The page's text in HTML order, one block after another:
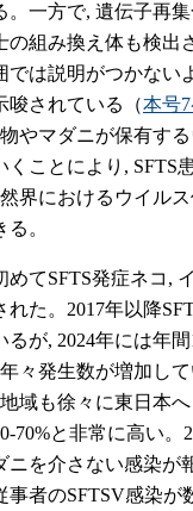
。一方で, 遺伝子再
の組み換え体も検出
では説明がつかない
唆されている（本号
やマダニが保有す
くことにより, SFTS
界におけるウイル
。
めてSFTS発症ネコ,
れた。2017年以降
が, 2024年には年
々発生数が増加し
域も徐々に東日本
70%と非常に高い。
ニを介さない感染が
事者のSFTSV感染が